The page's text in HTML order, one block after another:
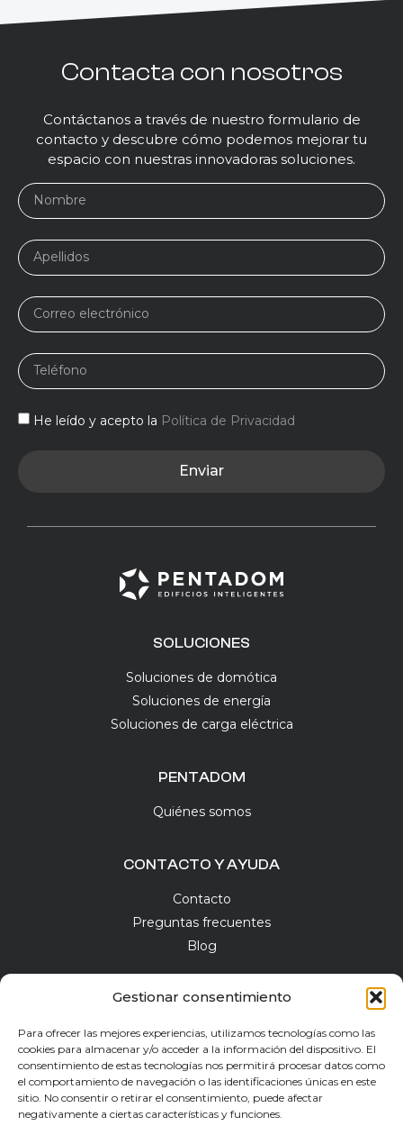
Gestionar consentimiento
Para ofrecer las mejores experiencias, utilizamos tecnologías como las
cookies para almacenar y/o acceder a la información del dispositivo. El
consentimiento de estas tecnologías nos permitirá procesar datos como
el comportamiento de navegación o las identificaciones únicas en este
sitio. No consentir o retirar el consentimiento, puede afectar
negativamente a ciertas características y funciones.
Contacta con nosotros
Contáctanos a través de nuestro formulario de
contacto y descubre cómo podemos mejorar tu
espacio con nuestras innovadoras soluciones.
He leído y acepto la Política de Privacidad
Enviar
SOLUCIONES
Soluciones de domótica
Soluciones de energía
Soluciones de carga eléctrica
PENTADOM
Quiénes somos
CONTACTO Y AYUDA
Contacto
Preguntas frecuentes
Blog
NEWSLETTER
Política de Privacidad